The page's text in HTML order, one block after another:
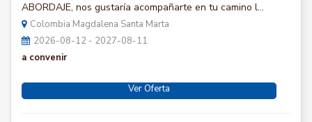
ABORDAJE, nos gustaría acompañarte en tu camino l...
Colombia Magdalena Santa Marta
2026-08-12 - 2027-08-11
a convenir
Ver Oferta